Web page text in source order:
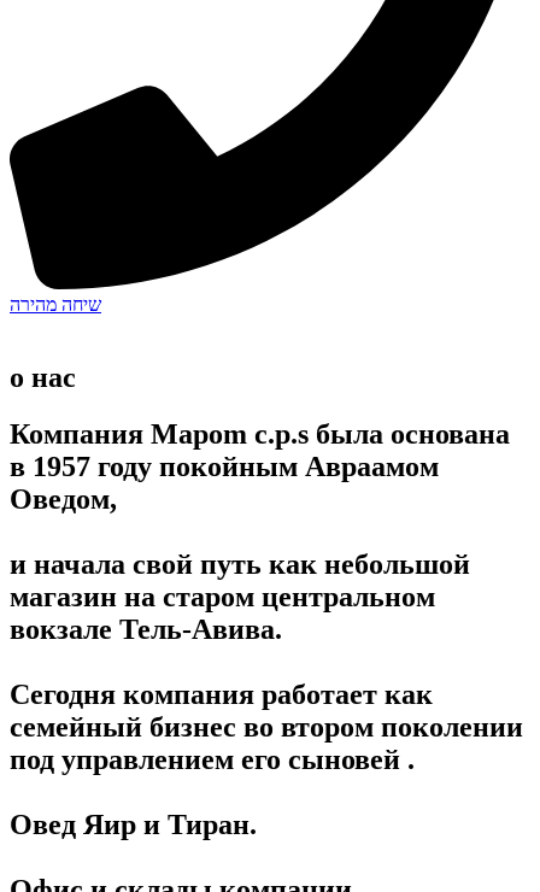
שיחה מהירה
о нас
Компания Mapom c.p.s была основана
в 1957 году покойным Авраамом
Оведом,
и начала свой путь как небольшой
магазин на старом центральном
вокзале Тель-Авива.
Сегодня компания работает как
семейный бизнес во втором поколении
под управлением его сыновей .
Овед Яир и Тиран.